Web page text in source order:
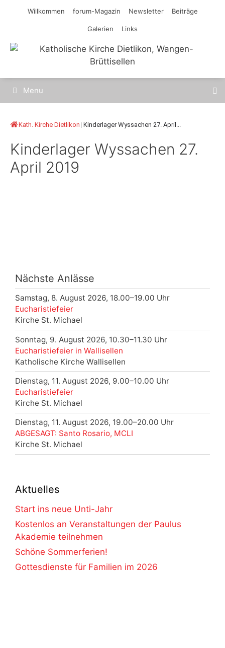
Willkommen forum-Magazin Newsletter Beiträge
Galerien Links
Menu
Kath. Kirche Dietlikon | Kinderlager Wyssachen 27. April...
Kinderlager Wyssachen 27.
April 2019
Nächste Anlässe
Samstag, 8. August 2026, 18.00–19.00 Uhr
Eucharistiefeier
Kirche St. Michael
Sonntag, 9. August 2026, 10.30–11.30 Uhr
Eucharistiefeier in Wallisellen
Katholische Kirche Wallisellen
Dienstag, 11. August 2026, 9.00–10.00 Uhr
Eucharistiefeier
Kirche St. Michael
Dienstag, 11. August 2026, 19.00–20.00 Uhr
ABGESAGT: Santo Rosario, MCLI
Kirche St. Michael
Aktuelles
Start ins neue Unti-Jahr
Kostenlos an Veranstaltungen der Paulus
Akademie teilnehmen
Schöne Sommerferien!
Gottesdienste für Familien im 2026